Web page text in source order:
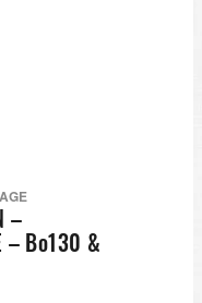
–
– Bo130 &